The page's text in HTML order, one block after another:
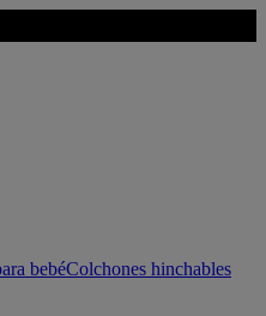
bebéColchones hinchables